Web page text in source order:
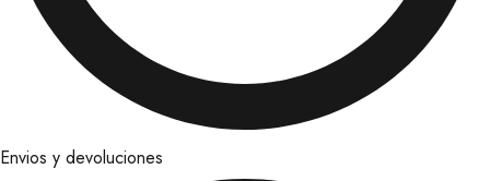
Envios y devoluciones